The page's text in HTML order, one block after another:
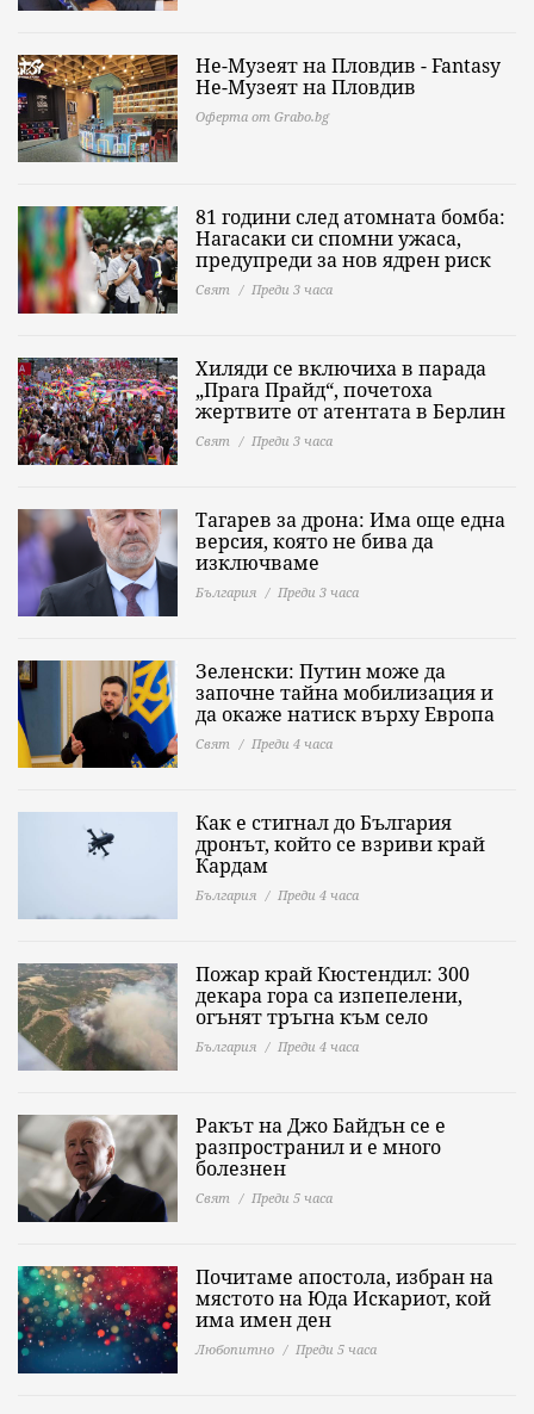
Не-Музеят на Пловдив - Fantasy
Не-Музеят на Пловдив
Оферта от Grabo.bg
81 години след атомната бомба:
Нагасаки си спомни ужаса,
предупреди за нов ядрен риск
Свят Преди 3 часа
Хиляди се включиха в парада
„Прага Прайд“, почетоха
жертвите от атентата в Берлин
Свят Преди 3 часа
Тагарев за дрона: Има още една
версия, която не бива да
изключваме
България Преди 3 часа
Зеленски: Путин може да
започне тайна мобилизация и
да окаже натиск върху Европа
Свят Преди 4 часа
Как е стигнал до България
дронът, който се взриви край
Кардам
България Преди 4 часа
Пожар край Кюстендил: 300
декара гора са изпепелени,
огънят тръгна към село
България Преди 4 часа
Ракът на Джо Байдън се е
разпространил и е много
болезнен
Свят Преди 5 часа
Почитаме апостола, избран на
мястото на Юда Искариот, кой
има имен ден
Любопитно Преди 5 часа